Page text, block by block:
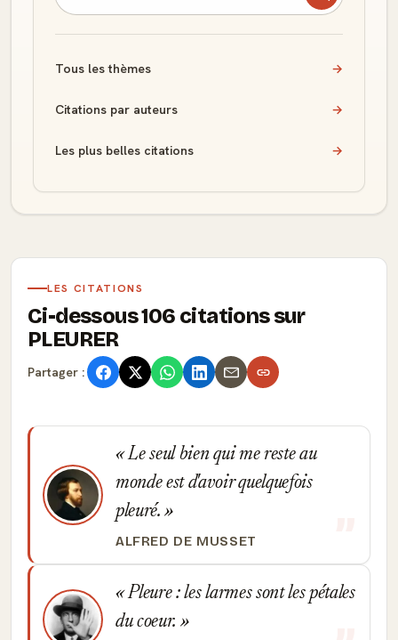
Tous les thèmes →
Citations par auteurs →
Les plus belles citations →
LES CITATIONS
Ci-dessous 106 citations sur
PLEURER
Partager :
Le seul bien qui me reste au
monde est d'avoir quelquefois
pleuré.
ALFRED DE MUSSET
Pleure : les larmes sont les pétales
du coeur.